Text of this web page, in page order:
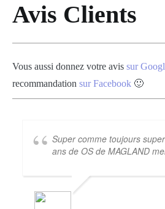
Avis Clients
Vous aussi donnez votre avis sur
recommandation sur Facebook 🙂
Super comme toujours
ans de OS de MAGLAND